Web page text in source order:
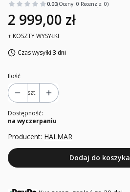
0.00(Oceny: 0 Recenzje: 0)
2 999,00 zł
+ KOSZTY WYSYŁKI
Czas wysyłki:3 dni
Ilość
szt.
Dostępność:
na wyczerpaniu
Producent: HALMAR
Dodaj do koszyka